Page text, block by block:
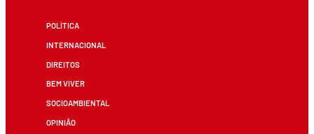
POLÍTICA
INTERNACIONAL
DIREITOS
BEM VIVER
SOCIOAMBIENTAL
OPINIÃO